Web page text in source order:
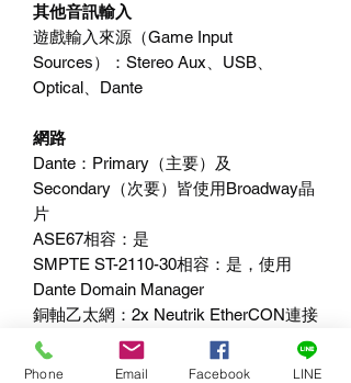
其他音訊輸入
遊戲輸入來源（Game Input
Sources）：Stereo Aux、USB、
Optical、Dante
網路
Dante：Primary（主要）及
Secondary（次要）皆使用Broadway晶
片
ASE67相容：是
SMPTE ST-2110-30相容：是，使用
Dante Domain Manager
銅軸乙太網：2x Neutrik EtherCON連接
埠
Fiber Ethernet：無
Phone Email Facebook LINE